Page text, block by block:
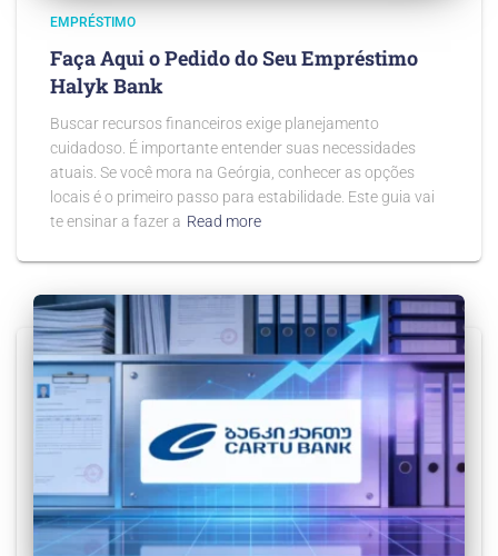
EMPRÉSTIMO
Faça Aqui o Pedido do Seu Empréstimo
Halyk Bank
Buscar recursos financeiros exige planejamento
cuidadoso. É importante entender suas necessidades
atuais. Se você mora na Geórgia, conhecer as opções
locais é o primeiro passo para estabilidade. Este guia vai
te ensinar a fazer a Read more